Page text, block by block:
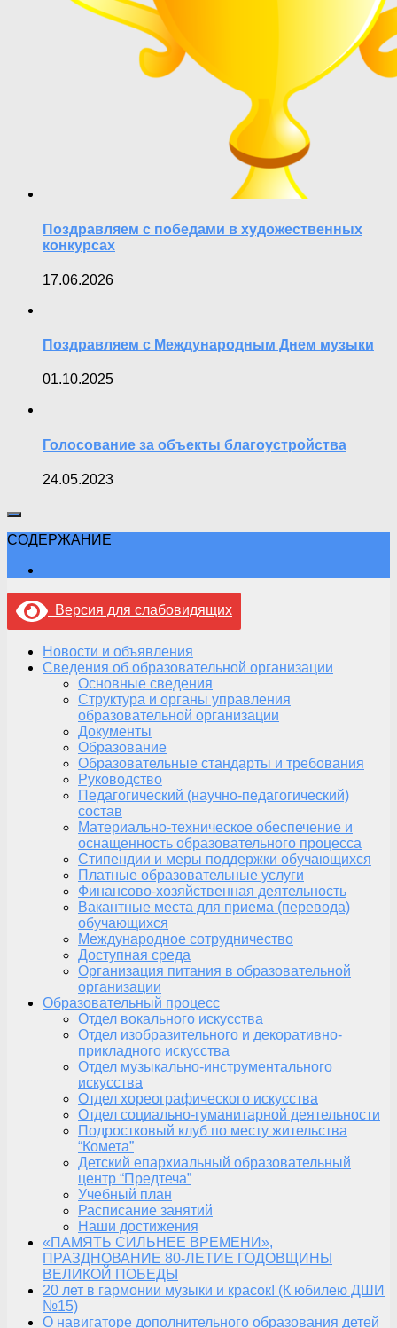
Поздравляем с победами в художественных
конкурсах
17.06.2026
Поздравляем с Международным Днем музыки
01.10.2025
Голосование за объекты благоустройства
24.05.2023
СОДЕРЖАНИЕ
Версия для слабовидящих
Новости и объявления
Сведения об образовательной организации
Основные сведения
Структура и органы управления
образовательной организации
Документы
Образование
Образовательные стандарты и требования
Руководство
Педагогический (научно-педагогический)
состав
Материально-техническое обеспечение и
оснащенность образовательного процесса
Стипендии и меры поддержки обучающихся
Платные образовательные услуги
Финансово-хозяйственная деятельность
Вакантные места для приема (перевода)
обучающихся
Международное сотрудничество
Доступная среда
Организация питания в образовательной
организации
Образовательный процесс
Отдел вокального искусства
Отдел изобразительного и декоративно-
прикладного искусства
Отдел музыкально-инструментального
искусства
Отдел хореографического искусства
Отдел социально-гуманитарной деятельности
Подростковый клуб по месту жительства
“Комета”
Детский епархиальный образовательный
центр “Предтеча”
Учебный план
Расписание занятий
Наши достижения
«ПАМЯТЬ СИЛЬНЕЕ ВРЕМЕНИ»,
ПРАЗДНОВАНИЕ 80-ЛЕТИЕ ГОДОВЩИНЫ
ВЕЛИКОЙ ПОБЕДЫ
20 лет в гармонии музыки и красок! (К юбилею ДШИ
№15)
О навигаторе дополнительного образования детей